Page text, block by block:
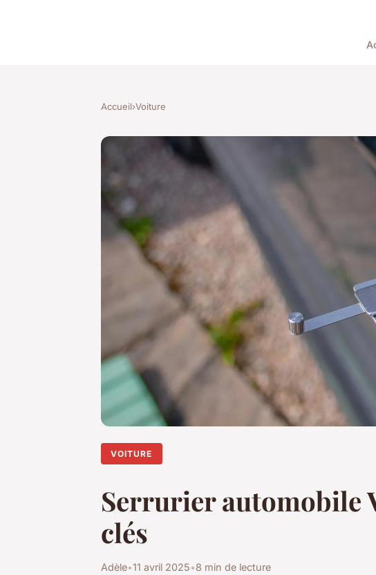
Accueil›Voiture
VOITURE
Serrurier automobile
clés
Adèle•11 avril 2025•8 min de lecture